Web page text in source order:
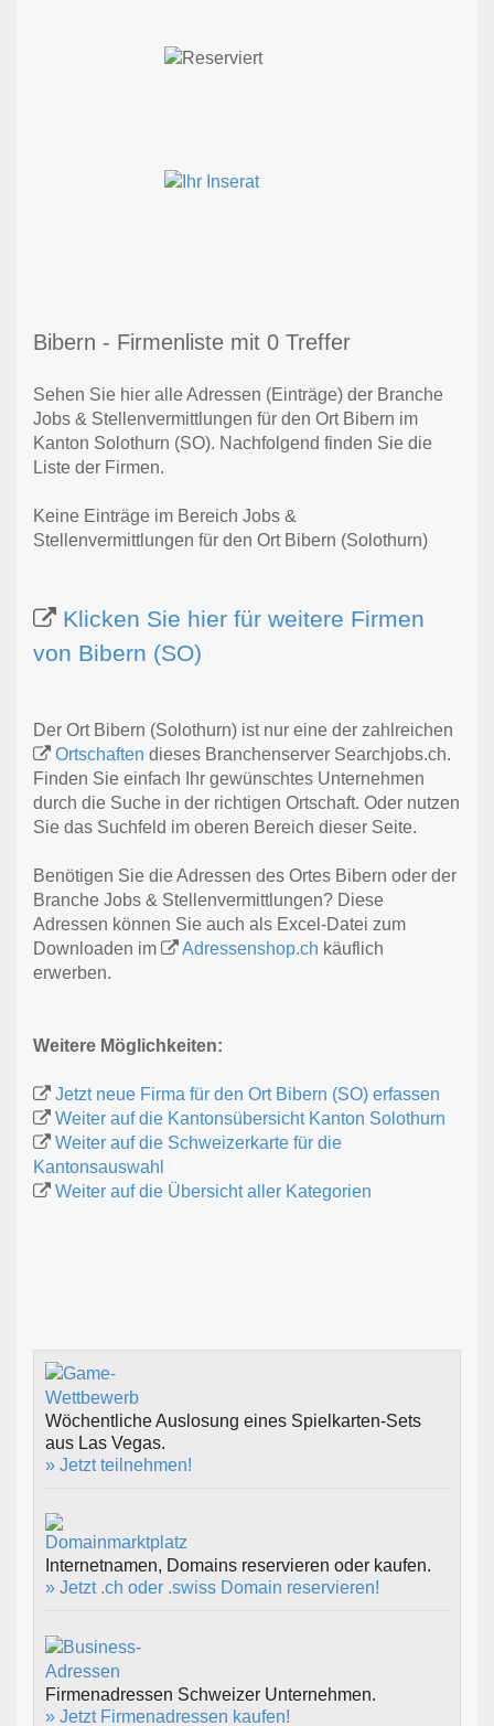
Bibern - Firmenliste mit 0 Treffer
Sehen Sie hier alle Adressen (Einträge) der Branche
Jobs & Stellenvermittlungen für den Ort Bibern im
Kanton Solothurn (SO). Nachfolgend finden Sie die
Liste der Firmen.
Keine Einträge im Bereich Jobs &
Stellenvermittlungen für den Ort Bibern (Solothurn)
Klicken Sie hier für weitere Firmen
von Bibern (SO)
Der Ort Bibern (Solothurn) ist nur eine der zahlreichen
Ortschaften dieses Branchenserver Searchjobs.ch.
Finden Sie einfach Ihr gewünschtes Unternehmen
durch die Suche in der richtigen Ortschaft. Oder nutzen
Sie das Suchfeld im oberen Bereich dieser Seite.
Benötigen Sie die Adressen des Ortes Bibern oder der
Branche Jobs & Stellenvermittlungen? Diese
Adressen können Sie auch als Excel-Datei zum
Downloaden im
Adressenshop.ch käuflich
erwerben.
Weitere Möglichkeiten:
Jetzt neue Firma für den Ort Bibern (SO) erfassen
Weiter auf die Kantonsübersicht Kanton Solothurn
Weiter auf die Schweizerkarte für die
Kantonsauswahl
Weiter auf die Übersicht aller Kategorien
Wöchentliche Auslosung eines Spielkarten-Sets
aus Las Vegas.
» Jetzt teilnehmen!
Internetnamen, Domains reservieren oder kaufen.
» Jetzt .ch oder .swiss Domain reservieren!
Firmenadressen Schweizer Unternehmen.
» Jetzt Firmenadressen kaufen!